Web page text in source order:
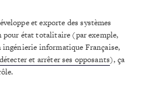
et exporte des systèmes
pour état totalitaire (par exemple,
ingénierie informatique Française,
et arrêter ses opposants), ça